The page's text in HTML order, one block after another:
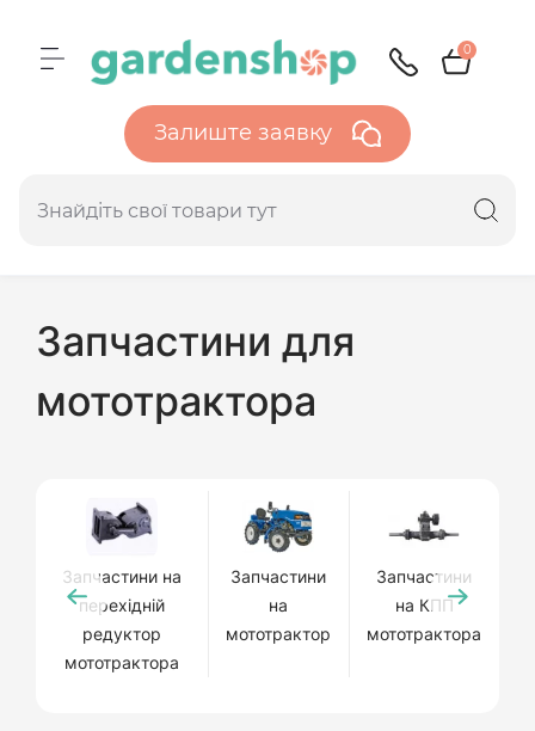
0
Залиште заявку
Запчастини для
мототрактора
Запчастини на
перехідній
редуктор
мототрактора
Запчастини
на
мототрактор
Запчастини
на КПП
мототрактора